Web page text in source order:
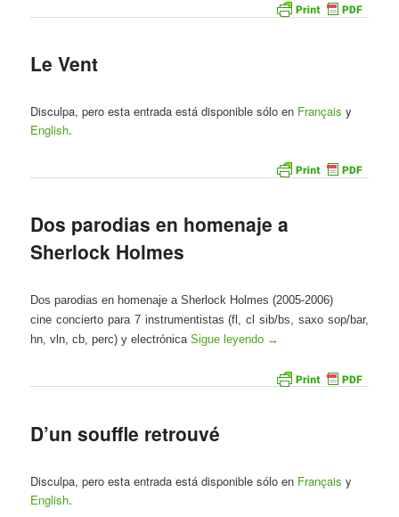
Le Vent
Disculpa, pero esta entrada está disponible sólo en Français y
English.
Dos parodias en homenaje a
Sherlock Holmes
Dos parodias en homenaje a Sherlock Holmes (2005-2006)
cine concierto para 7 instrumentistas (fl, cl sib/bs, saxo sop/bar,
hn, vln, cb, perc) y electrónicaSigue leyendo →
D’un souffle retrouvé
Disculpa, pero esta entrada está disponible sólo en Français y
English.